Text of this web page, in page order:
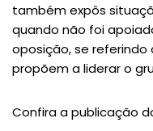
também expôs
quando não foi
oposição, se
propõem a liderar o
Confira a publicação